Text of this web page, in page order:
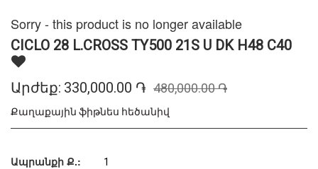
Sorry - this product is no longer available
CICLO 28 L.CROSS TY500 21S U DK H48 C40
Արժեք: 330,000.00 ֏ 480,000.00 ֏
Քաղաքային ֆիթնես հեծանիվ
Ապրանքի Ք.: